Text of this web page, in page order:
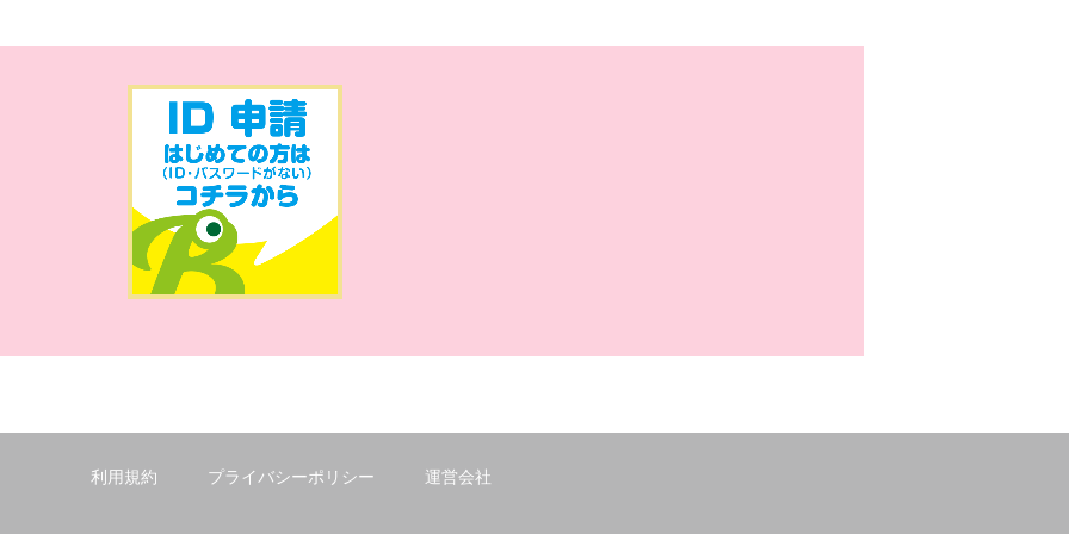
利用規約 プライバシーポリシー 運営会社